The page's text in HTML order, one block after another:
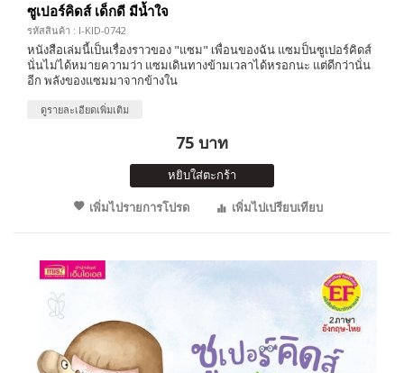
ซูเปอร์คิดส์ เด็กดี มีน้ำใจ
รหัสสินค้า : I-KID-0742
หนังสือเล่มนี้เป็นเรื่องราวของ "แซม" เพื่อนของฉัน แซมป็นซูเปอร์คิดส์
นั่นไม่ได้หมายความว่า แซมเดินทางข้ามเวลาได้หรอกนะ แต่ดีกว่านั่น
อีก พลังของแซมมาจากข้างใน
ดูรายละเอียดเพิ่มเติม
75 บาท
หยิบใส่ตะกร้า
เพิ่มไปรายการโปรด
เพิ่มไปเปรียบเทียบ